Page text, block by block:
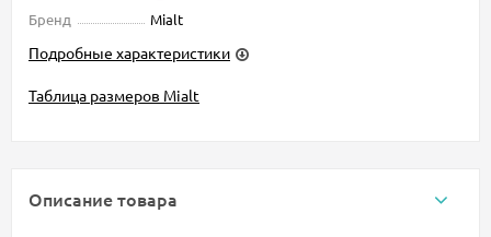
Бренд
Mialt
Подробные характеристики
Таблица размеров Mialt
Описание товара